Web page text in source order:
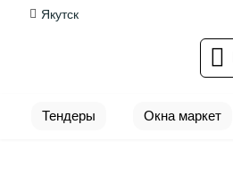
Якутск
Тендеры Окна маркет